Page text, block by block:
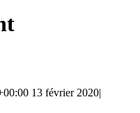
13 février 2020|